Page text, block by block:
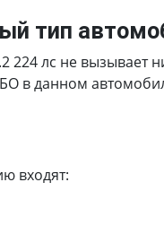
тип
лс не вызывает
в данном
входят: